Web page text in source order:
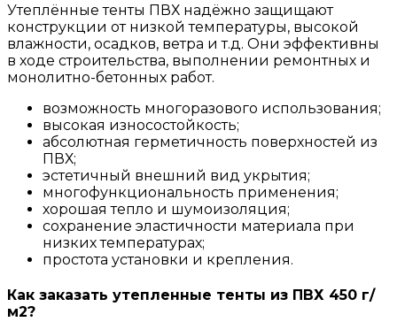
Утеплённые тенты ПВХ надёжно защищают
конструкции от низкой температуры, высокой
влажности, осадков, ветра и т.д. Они эффективны
в ходе строительства, выполнении ремонтных и
монолитно-бетонных работ.
возможность многоразового использования;
высокая износостойкость;
абсолютная герметичность поверхностей из
ПВХ;
эстетичный внешний вид укрытия;
многофункциональность применения;
хорошая тепло и шумоизоляция;
сохранение эластичности материала при
низких температурах;
простота установки и крепления.
Как заказать утепленные тенты из ПВХ 450 г/
м2?